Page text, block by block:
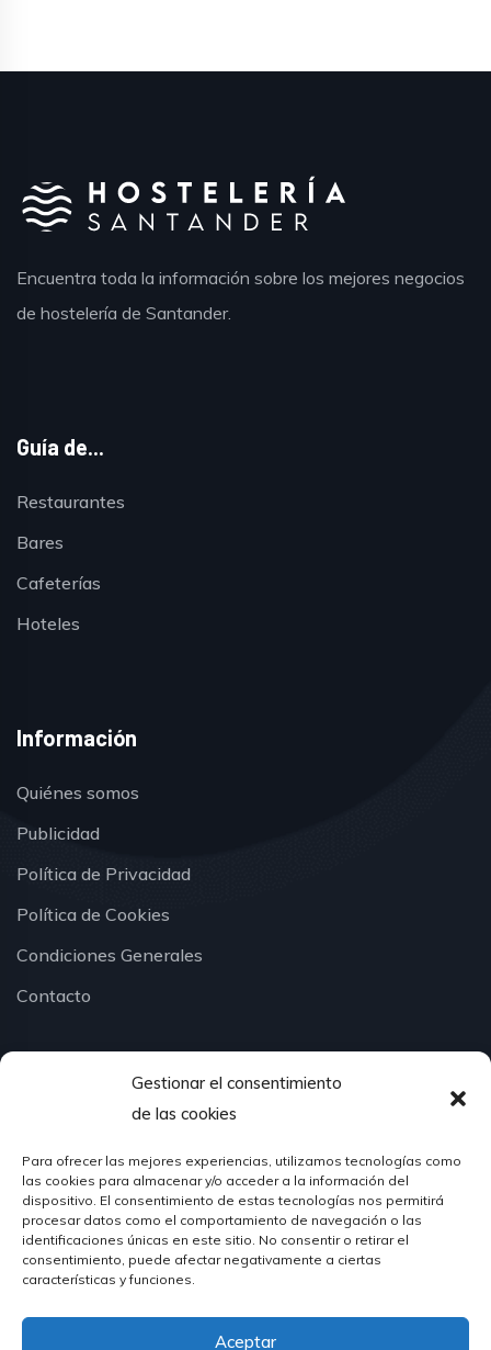
Gestionar el consentimiento
de las cookies
Para ofrecer las mejores experiencias, utilizamos tecnologías como
las cookies para almacenar y/o acceder a la información del
dispositivo. El consentimiento de estas tecnologías nos permitirá
procesar datos como el comportamiento de navegación o las
identificaciones únicas en este sitio. No consentir o retirar el
consentimiento, puede afectar negativamente a ciertas
características y funciones.
Aceptar
Encuentra toda la información sobre los mejores negocios
de hostelería de Santander.
Guía de...
Restaurantes
Bares
Cafeterías
Hoteles
Información
Quiénes somos
Publicidad
Política de Privacidad
Política de Cookies
Condiciones Generales
Contacto
¿Hablamos?
624 51 12 10
info@hosteleriasantander.com